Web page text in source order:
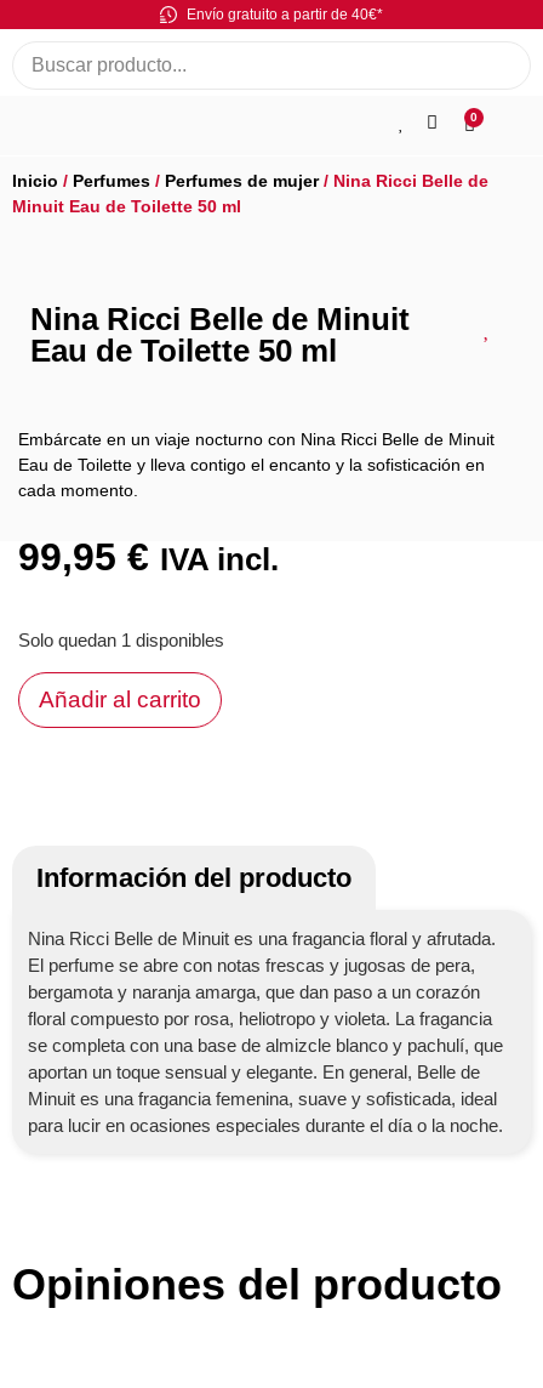
Envío gratuito a partir de 40€*
0
Inicio / Perfumes / Perfumes de mujer/ Nina Ricci Belle de
Minuit Eau de Toilette 50 ml
Nina Ricci Belle de Minuit
Eau de Toilette 50 ml
Embárcate en un viaje nocturno con Nina Ricci Belle de Minuit
Eau de Toilette y lleva contigo el encanto y la sofisticación en
cada momento.
99,95 € IVA incl.
Solo quedan 1 disponibles
Añadir al carrito
Información del producto
Nina Ricci Belle de Minuit es una fragancia floral y afrutada.
El perfume se abre con notas frescas y jugosas de pera,
bergamota y naranja amarga, que dan paso a un corazón
floral compuesto por rosa, heliotropo y violeta. La fragancia
se completa con una base de almizcle blanco y pachulí, que
aportan un toque sensual y elegante. En general, Belle de
Minuit es una fragancia femenina, suave y sofisticada, ideal
para lucir en ocasiones especiales durante el día o la noche.
Opiniones del producto